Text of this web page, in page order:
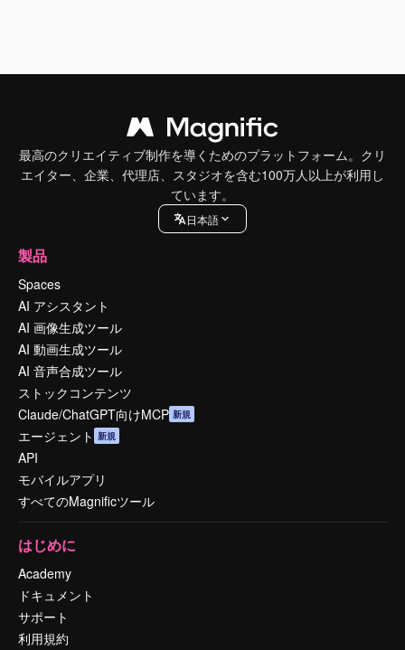
最高のクリエイティブ制作を導くためのプラットフォーム。クリ
エイター、企業、代理店、スタジオを含む100万人以上が利用し
ています。
日本語
製品
Spaces
AI アシスタント
AI 画像生成ツール
AI 動画生成ツール
AI 音声合成ツール
ストックコンテンツ
Claude/ChatGPT向けMCP 新規
エージェント 新規
API
モバイルアプリ
すべてのMagnificツール
はじめに
Academy
ドキュメント
サポート
利用規約